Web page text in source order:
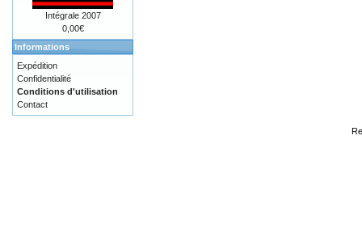
Intégrale 2007
0,00€
Informations
Expédition
Confidentialité
Conditions d'utilisation
Contact